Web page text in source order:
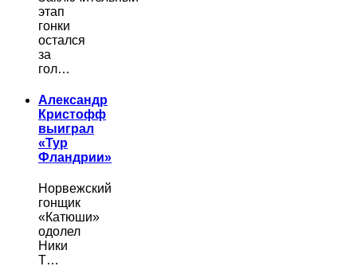
этап
гонки
остался
за
гол…
Александр
Кристофф
выиграл
«Тур
Фландрии»
Норвежский
гонщик
«Катюши»
одолел
Ники
Т…